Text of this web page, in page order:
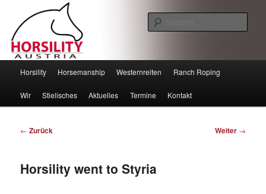
Horsility – Horsemanship
Zum
Inhalt
Zum
sekundären
Horsility Horsemanship Westernreiten Ranch Roping
Wir Stielisches Aktuelles Termine Kontakt
Beitragsnavigation
← Zurück Weiter →
Horsility went to Styria